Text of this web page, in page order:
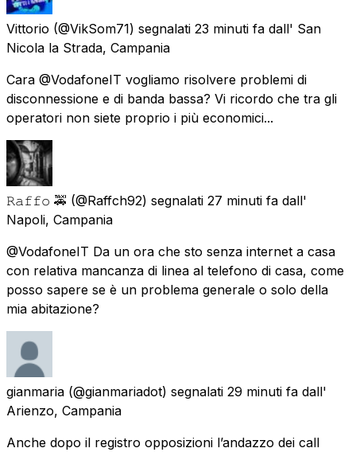
Vittorio (@VikSom71) segnalati 23 minuti fa dall' San
Nicola la Strada, Campania
Cara @VodafoneIT vogliamo risolvere problemi di
disconnessione e di banda bassa? Vi ricordo che tra gli
operatori non siete proprio i più economici...
𝚁𝚊𝚏𝚏𝚘 🚕 (@Raffch92) segnalati 27 minuti fa dall'
Napoli, Campania
@VodafoneIT Da un ora che sto senza internet a casa
con relativa mancanza di linea al telefono di casa, come
posso sapere se è un problema generale o solo della
mia abitazione?
gianmaria (@gianmariadot) segnalati 29 minuti fa dall'
Arienzo, Campania
Anche dopo il registro opposizioni l’andazzo dei call